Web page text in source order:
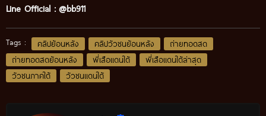
Line Official : @bb911
Tags : คลิปย้อนหลัง คลิปวัวชนย้อนหลัง
ถ่ายทอดสด
ถ่ายทอดสดย้อนหลัง
พี่เสือแดนใต้
พี่เสือแดนใต้ล่าสุด
วัวชนภาคใต้
วัวชนแดนใต้